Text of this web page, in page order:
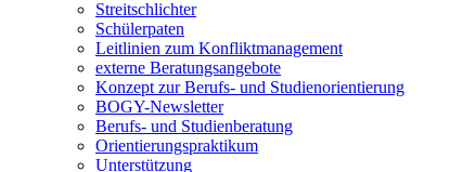
Streitschlichter
Schülerpaten
Leitlinien zum Konfliktmanagement
externe Beratungsangebote
Konzept zur Berufs- und Studienorientierung
BOGY-Newsletter
Berufs- und Studienberatung
Orientierungspraktikum
Unterstützung